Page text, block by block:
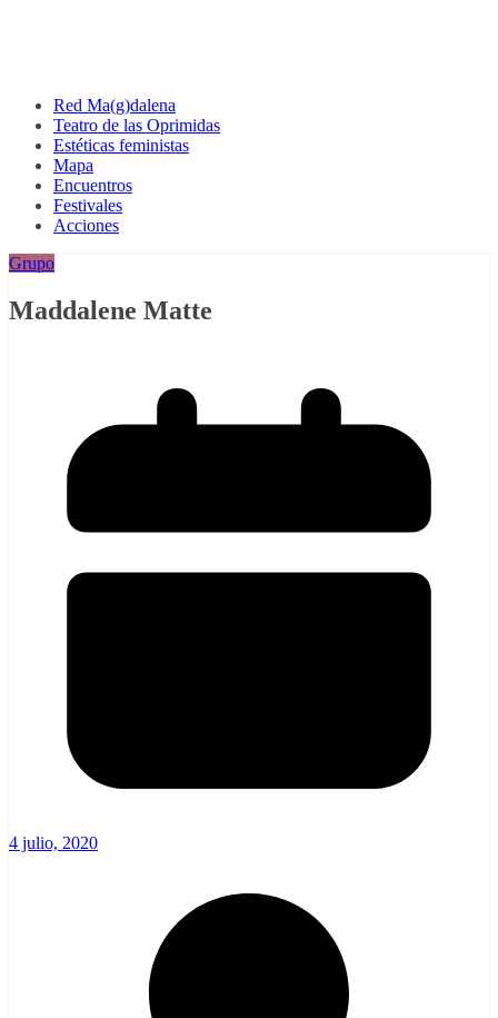
Red Ma(g)dalena
Teatro de las Oprimidas
Estéticas feministas
Mapa
Encuentros
Festivales
Acciones
Grupo
Maddalene Matte
4 julio, 2020